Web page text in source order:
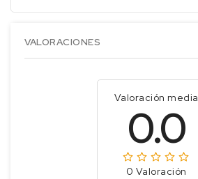
VALORACIONES
Valoración media
0.0
0 Valoración